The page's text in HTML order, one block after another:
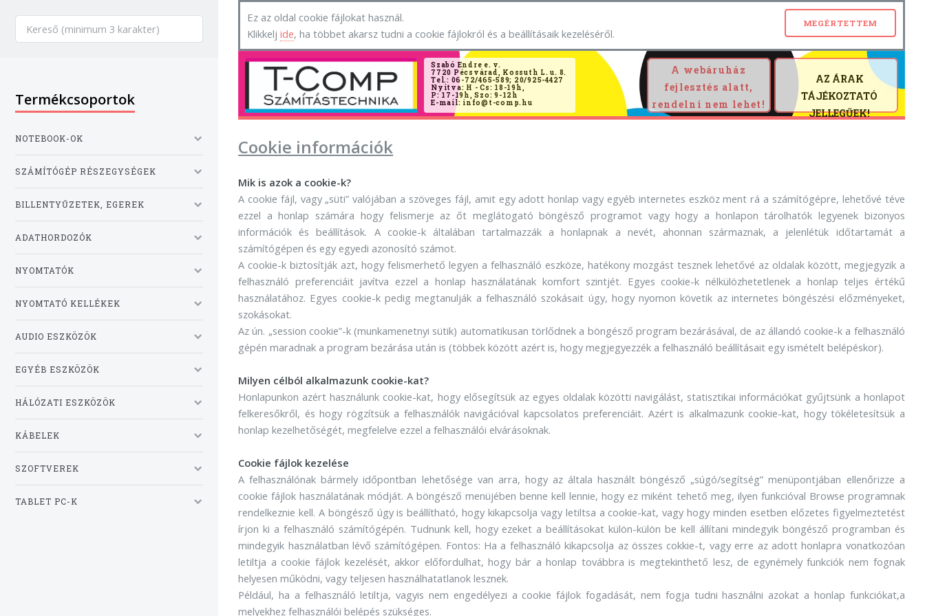
Ez az oldal cookie fájlokat használ.
Klikkeljide, ha többet akarsz tudni a cookie fájlokról és a beállításaik kezeléséről.
Szabó Endre e. v.
7720 Pécsvárad, Kossuth L. u. 8.
Tel.: 06-72/465-589; 20/925-4427
Nyitva: H - Cs: 18-19h,
P: 17-19h, Szo: 9-12h
E-mail: info@t-comp.hu
AZ ÁRAK
TÁJÉKOZTATÓ
JELLEGŰEK!
A webáruház
fejlesztés alatt,
rendelni nem lehet!
Cookie információk
Mik is azok a cookie-k?
A cookie fájl, vagy „süti” valójában a szöveges fájl, amit egy adott honlap vagy egyéb internetes eszköz ment rá a számítógépre, lehetővé téve
ezzel a honlap számára hogy felismerje az őt meglátogató böngésző programot vagy hogy a honlapon tárolhatók legyenek bizonyos
információk és beállítások. A cookie-k általában tartalmazzák a honlapnak a nevét, ahonnan származnak, a jelenlétük időtartamát a
számítógépen és egy egyedi azonosító számot.
A cookie-k biztosítják azt, hogy felismerhető legyen a felhasználó eszköze, hatékony mozgást tesznek lehetővé az oldalak között, megjegyzik a
felhasználó preferenciáit javítva ezzel a honlap használatának komfort szintjét. Egyes cookie-k nélkülözhetetlenek a honlap teljes értékű
használatához. Egyes cookie-k pedig megtanulják a felhasználó szokásait úgy, hogy nyomon követik az internetes böngészési előzményeket,
szokásokat.
Az ún. „session cookie”-k (munkamenetnyi sütik) automatikusan törlődnek a böngésző program bezárásával, de az állandó cookie-k a felhasználó
gépén maradnak a program bezárása után is (többek között azért is, hogy megjegyezzék a felhasználó beállításait egy ismételt belépéskor).
Milyen célból alkalmazunk cookie-kat?
Honlapunkon azért használunk cookie-kat, hogy elősegítsük az egyes oldalak közötti navigálást, statisztikai információkat gyűjtsünk a honlapot
felkeresőkről, és hogy rögzítsük a felhasználók navigációval kapcsolatos preferenciáit. Azért is alkalmazunk cookie-kat, hogy tökéletesítsük a
honlap kezelhetőségét, megfelelve ezzel a felhasználói elvárásoknak.
Cookie fájlok kezelése
A felhasználónak bármely időpontban lehetősége van arra, hogy az általa használt böngésző „súgó/segítség” menüpontjában ellenőrizze a
cookie fájlok használatának módját. A böngésző menüjében benne kell lennie, hogy ez miként tehető meg, ilyen funkcióval Browse programnak
rendelkeznie kell. A böngésző úgy is beállítható, hogy kikapcsolja vagy letiltsa a cookie-kat, vagy hogy minden esetben előzetes figyelmeztetést
írjon ki a felhasználó számítógépén. Tudnunk kell, hogy ezeket a beállításokat külön-külön be kell állítani mindegyik böngésző programban és
mindegyik használatban lévő számítógépen. Fontos: Ha a felhasználó kikapcsolja az összes cokkie-t, vagy erre az adott honlapra vonatkozóan
letiltja a cookie fájlok kezelését, akkor előfordulhat, hogy bár a honlap továbbra is megtekinthető lesz, de egynémely funkciók nem fognak
helyesen működni, vagy teljesen használhatatlanok lesznek.
Például, ha a felhasználó letiltja, vagyis nem engedélyezi a cookie fájlok fogadását, nem fogja tudni használni azokat a honlap funkciókat,a
melyekhez felhasználói belépés szükséges.
Termékcsoportok
NOTEBOOK-OK
SZÁMÍTÓGÉP RÉSZEGYSÉGEK
BILLENTYŰZETEK, EGEREK
ADATHORDOZÓK
NYOMTATÓK
NYOMTATÓ KELLÉKEK
AUDIO ESZKÖZÖK
EGYÉB ESZKÖZÖK
HÁLÓZATI ESZKÖZÖK
KÁBELEK
SZOFTVEREK
TABLET PC-K